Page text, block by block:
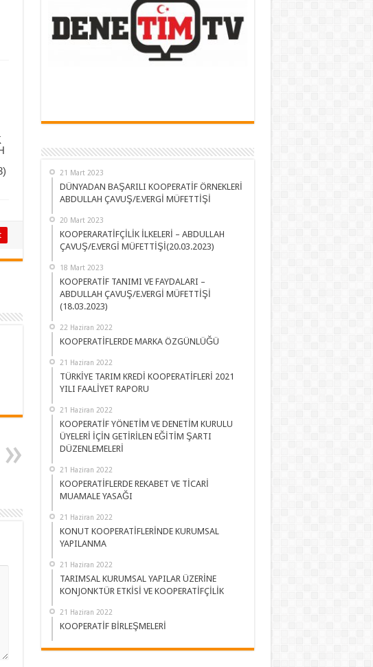
21 Mart 2023
DÜNYADAN BAŞARILI KOOPERATİF ÖRNEKLERİ
ABDULLAH ÇAVUŞ/E.VERGİ MÜFETTİŞİ
20 Mart 2023
KOOPERARATİFÇİLİK İLKELERİ – ABDULLAH
ÇAVUŞ/E.VERGİ MÜFETTİŞİ(20.03.2023)
18 Mart 2023
KOOPERATİF TANIMI VE FAYDALARI –
ABDULLAH ÇAVUŞ/E.VERGİ MÜFETTİŞİ
(18.03.2023)
22 Haziran 2022
KOOPERATİFLERDE MARKA ÖZGÜNLÜĞÜ
21 Haziran 2022
TÜRKİYE TARIM KREDİ KOOPERATİFLERİ 2021
YILI FAALİYET RAPORU
21 Haziran 2022
KOOPERATİF YÖNETİM VE DENETİM KURULU
ÜYELERİ İÇİN GETİRİLEN EĞİTİM ŞARTI
DÜZENLEMELERİ
21 Haziran 2022
KOOPERATİFLERDE REKABET VE TİCARİ
MUAMALE YASAĞI
21 Haziran 2022
KONUT KOOPERATİFLERİNDE KURUMSAL
YAPILANMA
21 Haziran 2022
TARIMSAL KURUMSAL YAPILAR ÜZERİNE
KONJONKTÜR ETKİSİ VE KOOPERATİFÇİLİK
21 Haziran 2022
KOOPERATİF BİRLEŞMELERİ